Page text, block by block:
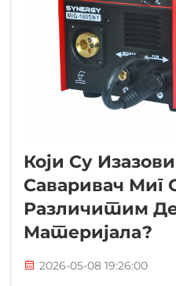
Који Су
Саваривач Миг
Различитим
Материјала?
2026-05-08 19:26:00